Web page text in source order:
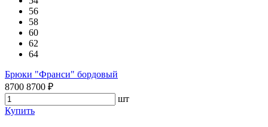
56
58
60
62
64
Брюки "Франси" бордовый
8700 8700 ₽
шт
Купить